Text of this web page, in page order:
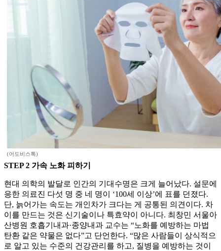
(어도비스톡)
STEP 2 가속 노화 피하기
현대 의학의 발달로 인간의 기대수명은 크게 늘어났다. 설문에
응한 의료진 다섯 명 중 네 명이 ‘100세 이상’에 표를 던졌다.
단, 늙어가는 속도는 개인차가 크다는 게 공통된 의견이다. 차
이를 만드는 것은 신기술이나 특효약이 아니다. 최창민 서울아
산병원 호흡기내과·종양내과 교수는 “노화를 예방하는 마법
탄환 같은 약물은 없다”고 단언한다. “많은 사람들이 상식적으
로 알고 있는 수준의 건강관리를 하고, 질병을 예방하는 것이